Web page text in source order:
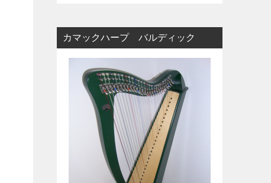
カマックハープ バルディック